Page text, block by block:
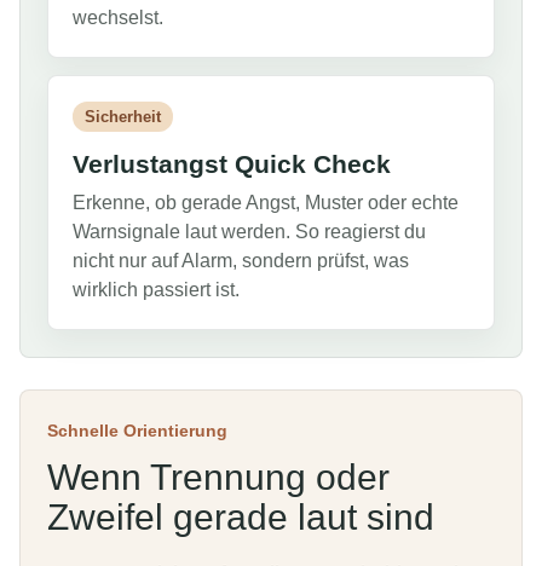
wechselst.
Sicherheit
Verlustangst Quick Check
Erkenne, ob gerade Angst, Muster oder echte
Warnsignale laut werden. So reagierst du
nicht nur auf Alarm, sondern prüfst, was
wirklich passiert ist.
Schnelle Orientierung
Wenn Trennung oder
Zweifel gerade laut sind